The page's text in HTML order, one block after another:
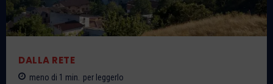
DALLA RETE
meno di 1 min. per leggerlo